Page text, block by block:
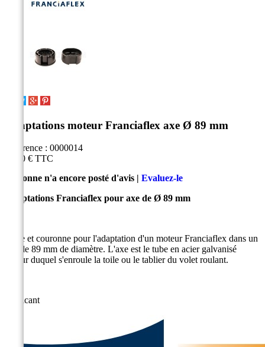
Adaptations moteur Franciaflex axe Ø 89 mm
Référence : 0000014
11,00 € TTC
Personne n'a encore posté d'avis | Evaluez-le
Adaptations Franciaflex pour axe de Ø 89 mm
Roue et couronne pour l'adaptation d'un moteur Franciaflex dans un
axe de 89 mm de diamètre. L'axe est le tube en acier galvanisé
autour duquel s'enroule la toile ou le tablier du volet roulant.
Fabricant